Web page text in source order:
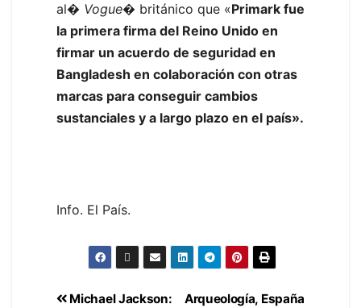
al� Vogue� británico que «Primark fue
la primera firma del Reino Unido en
firmar un acuerdo de seguridad en
Bangladesh en colaboración con otras
marcas para conseguir cambios
sustanciales y a largo plazo en el país».
Info. El País.
Arqueología, España
Michael Jackson: